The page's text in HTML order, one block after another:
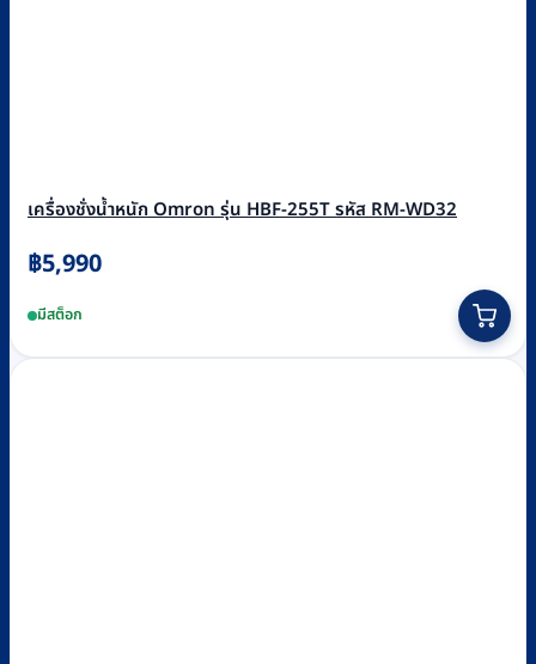
เครื่องชั่งน้ำหนัก Omron รุ่น HBF-255T รหัส RM-WD32
฿5,990
มีสต็อก